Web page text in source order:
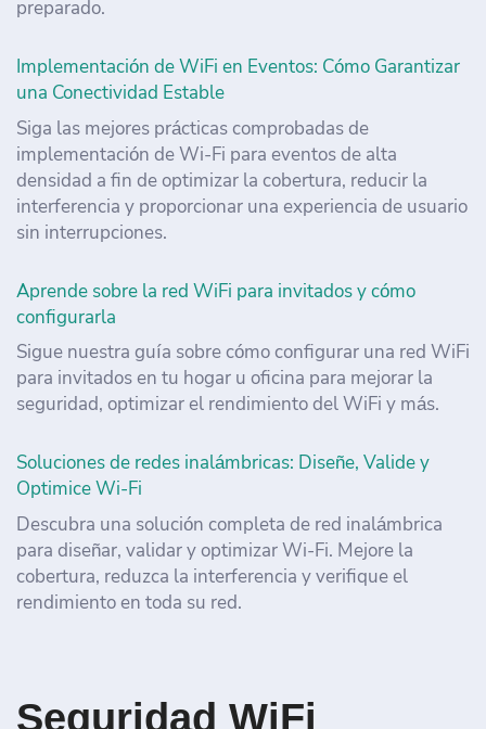
preparado.
Implementación de WiFi en Eventos: Cómo Garantizar
una Conectividad Estable
Siga las mejores prácticas comprobadas de
implementación de Wi-Fi para eventos de alta
densidad a fin de optimizar la cobertura, reducir la
interferencia y proporcionar una experiencia de usuario
sin interrupciones.
Aprende sobre la red WiFi para invitados y cómo
configurarla
Sigue nuestra guía sobre cómo configurar una red WiFi
para invitados en tu hogar u oficina para mejorar la
seguridad, optimizar el rendimiento del WiFi y más.
Soluciones de redes inalámbricas: Diseñe, Valide y
Optimice Wi-Fi
Descubra una solución completa de red inalámbrica
para diseñar, validar y optimizar Wi-Fi. Mejore la
cobertura, reduzca la interferencia y verifique el
rendimiento en toda su red.
Seguridad WiFi